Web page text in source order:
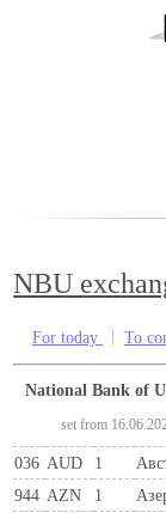
NBU
For today To
National Bank of
set from
036 AUD 1
944 AZN 1